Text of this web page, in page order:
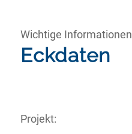
Wichtige Informationen
Eckdaten
Projekt: